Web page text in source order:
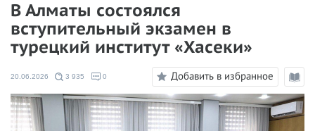
В Алматы состоялся
вступительный экзамен в
турецкий институт «Хасеки»
20.06.2026 3 935 0
Добавить в избранное